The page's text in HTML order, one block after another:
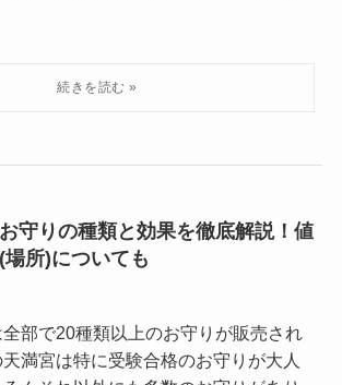
守りの種類と効果を徹底解説！値
所)についても
部で20種類以上のお守りが販売され
満宮は特に受験合格のお守りが大人